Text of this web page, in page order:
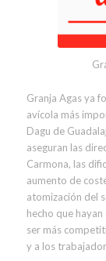
Granja Agas ya
avícola más
Dagu de
aseguran las
Carmona, las
aumento de
atomización del
hecho que
ser más
y a los